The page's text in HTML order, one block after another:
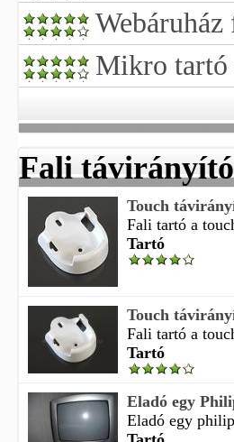
Mikro
Fali
Touch
Fali tartó a
Tartó
Touch
Fali tartó a
Tartó
Eladó egy
Eladó egy